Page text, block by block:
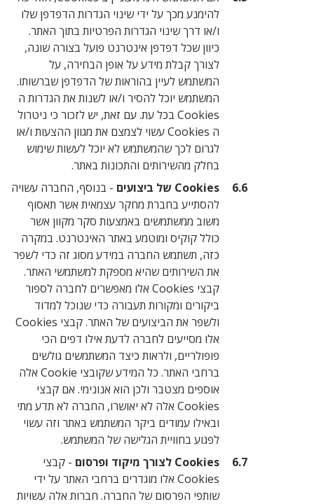
להימנע מכך על ידי שינוי הגדרות הדפדפן שלו
ו/או דרך שינוי הגדרות הפרטיות בתוך האתר.
כיוון שכל דפדפן אינטרנט פועל בצורה שונה,
לצורך קבלת מידע על אופן הבחירה, על
המשתמש לעיין בהוראות של הדפדפן שברשותו.
המשתמש יוכל להסיר ו/או לשנות את הגדרות ה
Cookies בכל עת. עם זאת, יש לזכור כי ניטרול
ה Cookies עשוי לצמצם את מגוון ההצעות ו/או
לגרום לכך שהמשתמש לא יוכל לעשות שימוש
בחלק מהשירותים והתכונות באתר.
- בנוסף, החברה עשויה
להסתייע בחברת מחקר עצמאית אשר תאסוף
משוב ממשתמשים באמצעות סקר מקוון אשר
כולל קוקיס ומוטמע באתר האינטרנט. במקרה
כזה, תשתמש החברה במידע מסוג זה כדי לשפר
את השירותים שהיא מספקת למשתמשי האתר.
קבצי Cookies אלו מאפשרים לחברה לספור
ביקורים ומקורות תעבורה כדי שנוכל למדוד
ולשפר את הביצועים של האתר. קבצי Cookies
אלו מסייעים לחברה לדעת אילו דפים הכי
פופולריים, ולראות כיצד המשתמשים גולשים
ברחבי האתר. כל המידע שקובצי Cookie אלה
אוספים מצטבר ולכן הוא אנונימי. אם קבצי
Cookies אלה לא יאושרו, החברה לא תדע מתי
ובאילו עמודים ביקר המשתמש באתר וזה עשוי
לפגוע בחוויית הגלישה של המשתמש.
- קבצי
Cookies אלו מוגדרים ברחבי האתר על ידי
שותפי הפרסום של החברה. חברות אלה עשויות